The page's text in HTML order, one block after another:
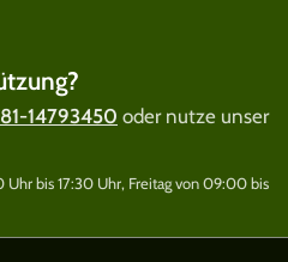
14793450 oder nutze unser
bis 17:30 Uhr, Freitag von 09:00 bis